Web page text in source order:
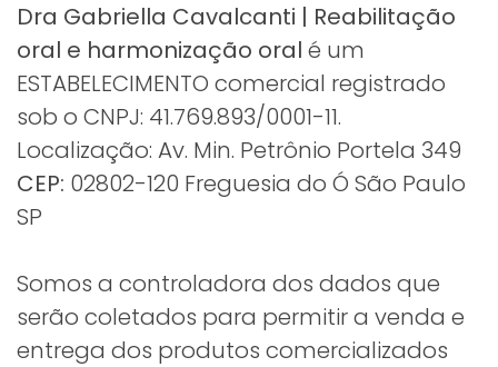
Dra Gabriella Cavalcanti | Reabilitação
oral e harmonização oral é um
ESTABELECIMENTO comercial registrado
sob o CNPJ: 41.769.893/0001-11.
Localização: Av. Min. Petrônio Portela 349
CEP: 02802-120 Freguesia do Ó São Paulo
SP
Somos a controladora dos dados que
serão coletados para permitir a venda e
entrega dos produtos comercializados